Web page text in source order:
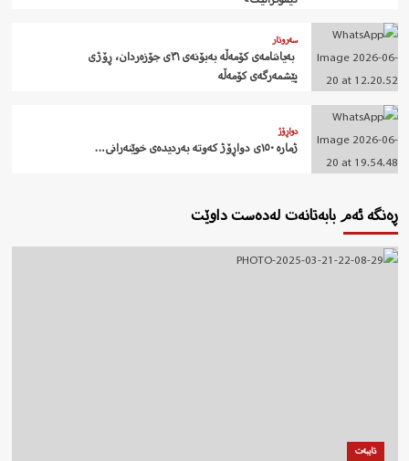
سەروتار
‍ بەیاننامەی کۆمەڵە بەبۆنەی ٣١ی جۆزەردان، ڕۆژی
پێشمەرگەی کۆمەڵە
دواڕۆژ
ژمارە ١٥٠ی دواڕۆژ کەوتە بەردیدەی خوێنەرانی…
ڕەنگە ئەم بابەتانەت لەدەست داوێت
تایبەت